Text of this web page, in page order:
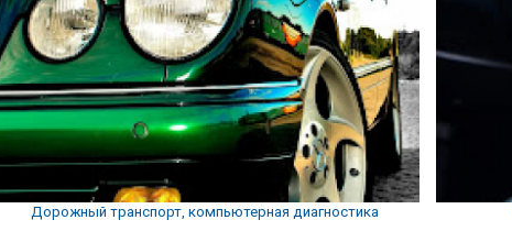
Дорожный транспорт, компьютерная диагностика